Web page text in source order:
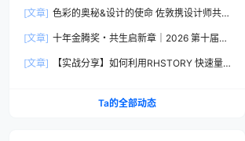
[文章] 色彩的奥秘&设计的使命 佐敦携设计师共探
[文章] 十年金腾奖・共生启新章｜2026 第十届金
[文章]
【实战分享】如何利用RHSTORY 快速量
Ta的全部动态